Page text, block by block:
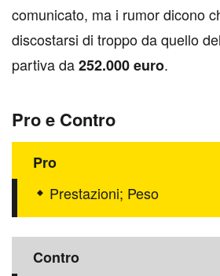
comunicato, ma i rumor dicono
discostarsi di troppo da quello
partiva da252.000 euro.
Pro e Contro
Pro
Prestazioni; Peso
Contro